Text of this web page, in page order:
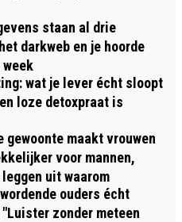
staan al drie
darkweb en je hoorde
week
wat je lever écht sloopt
loze detoxpraat is
gewoonte maakt vrouwen
voor mannen,
uit waarom
ouders écht
zonder meteen